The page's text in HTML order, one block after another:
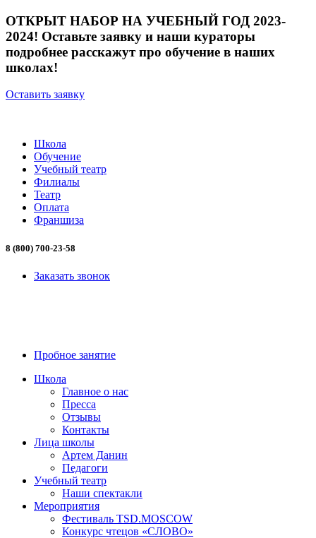
ОТКРЫТ НАБОР НА УЧЕБНЫЙ ГОД 2023-
2024! Оставьте заявку и наши кураторы
подробнее расскажут про обучение в наших
школах!
Оставить заявку
Школа
Обучение
Учебный театр
Филиалы
Театр
Оплата
Франшиза
8 (800) 700-23-58
Заказать звонок
Пробное занятие
Школа
Главное о нас
Пресса
Отзывы
Контакты
Лица школы
Артем Данин
Педагоги
Учебный театр
Наши спектакли
Мероприятия
Фестиваль TSD.MOSCOW
Конкурс чтецов «СЛОВО»